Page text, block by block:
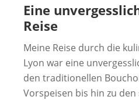
Eine
Reise
Meine Reise durch die
Lyon war eine
den traditionellen
Vorspeisen bis hin zu